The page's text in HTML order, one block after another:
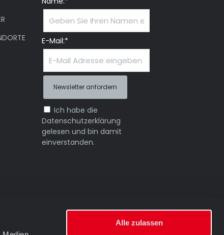
Alle zulassen
E-Mail:*
Ich habe die
Datenschutzerklärung
gelesen und bin damit
einverstanden.